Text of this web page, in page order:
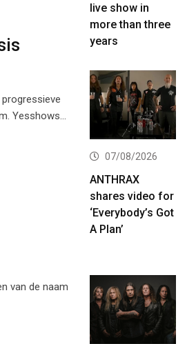
Yesshows…
van de naam
live show in
more than three
years
07/08/2026
ANTHRAX
shares video for
‘Everybody’s Got
A Plan’